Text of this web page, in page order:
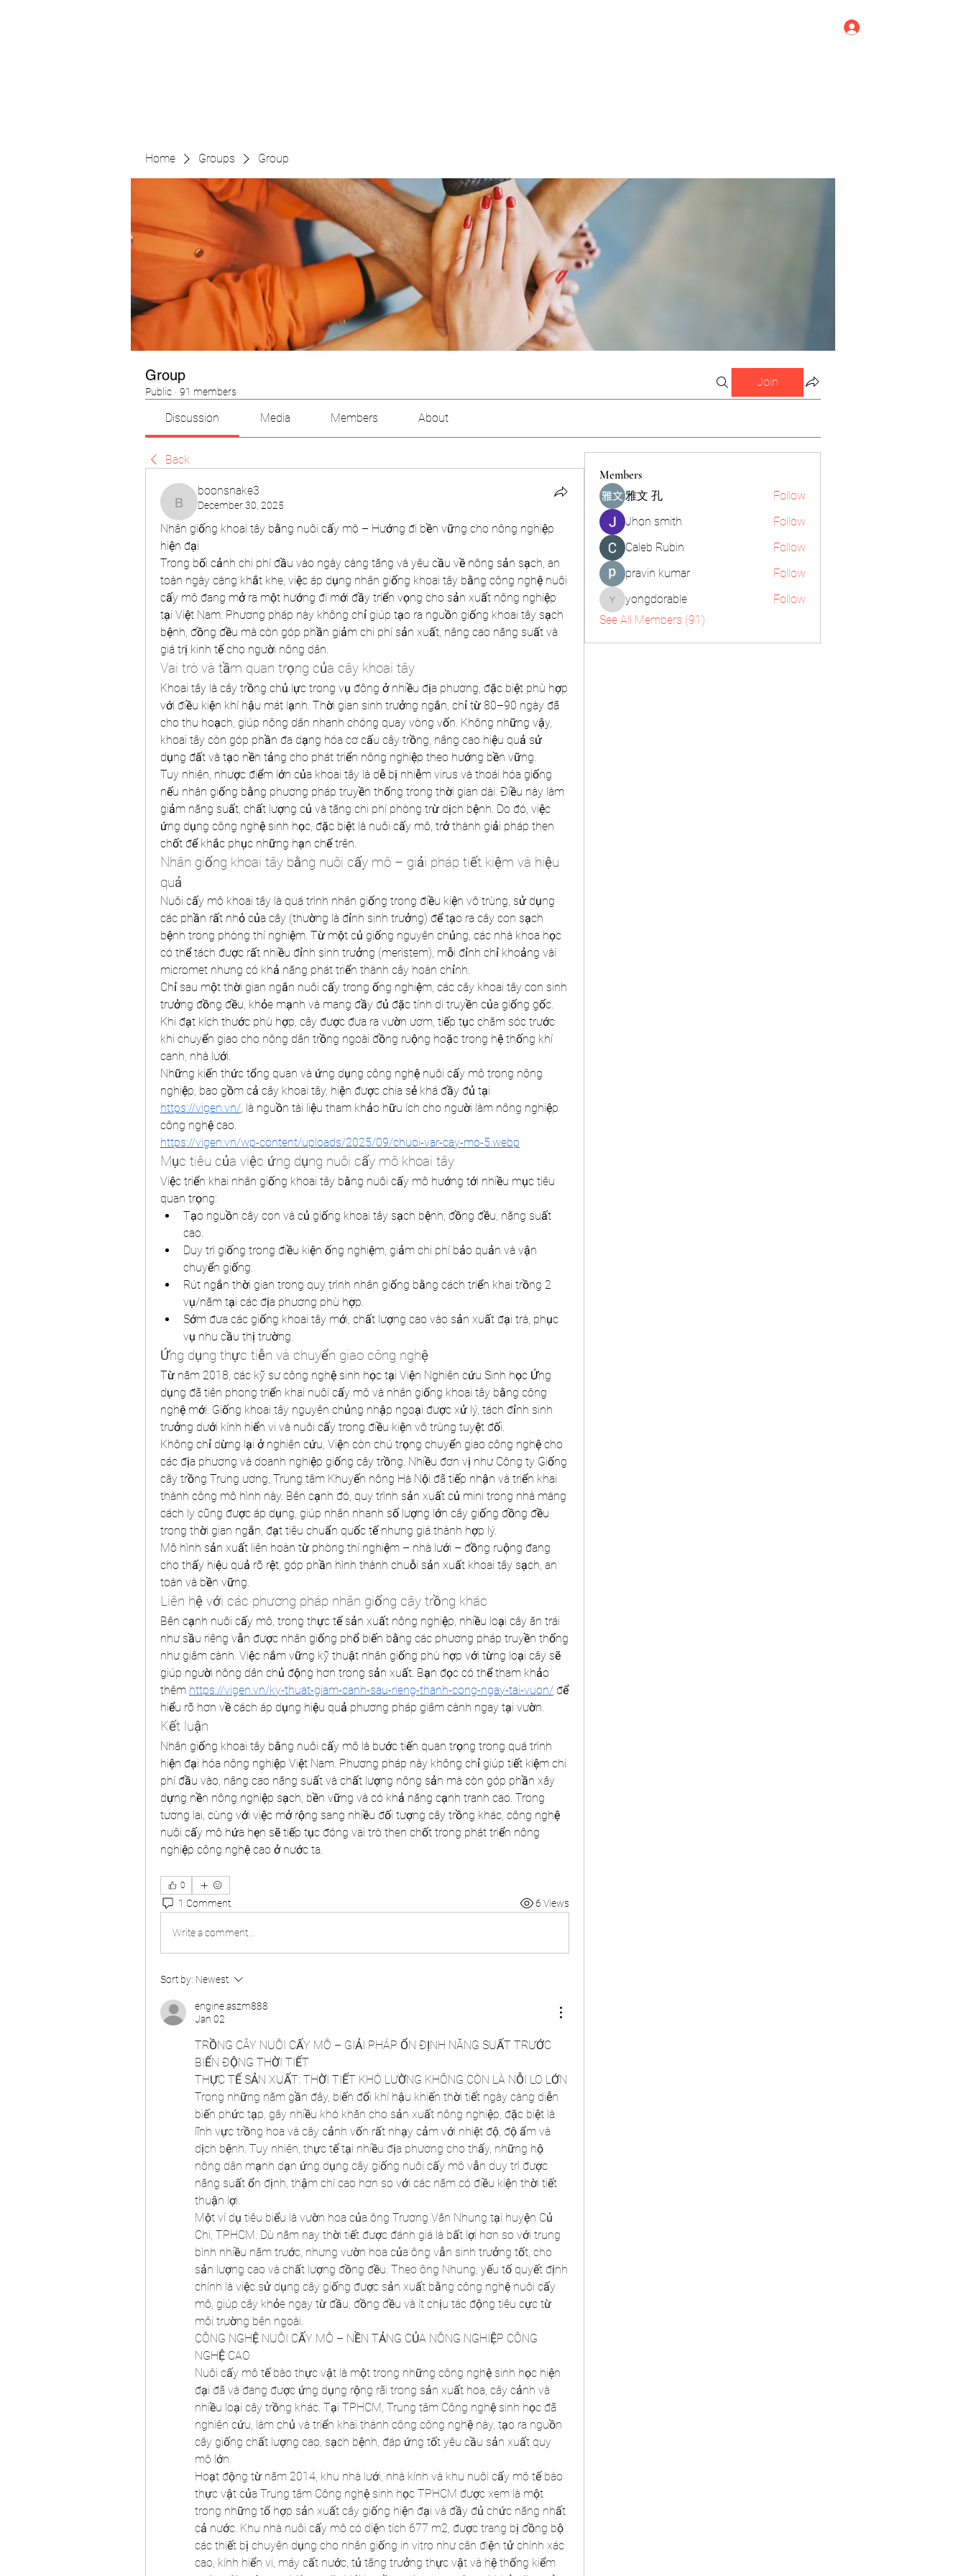
Home Groups Group
Group
Public · 91 members
Join
Discussion Media Members About
Back
boonsnake3
boonsnake3
December 30, 2025
Nhân giống khoai tây bằng nuôi cấy mô – Hướng đi bền vững cho nông nghiệp
hiện đại
Trong bối cảnh chi phí đầu vào ngày càng tăng và yêu cầu về nông sản sạch, an
toàn ngày càng khắt khe, việc áp dụng nhân giống khoai tây bằng công nghệ nuôi
cấy mô đang mở ra một hướng đi mới đầy triển vọng cho sản xuất nông nghiệp
tại Việt Nam. Phương pháp này không chỉ giúp tạo ra nguồn giống khoai tây sạch
bệnh, đồng đều mà còn góp phần giảm chi phí sản xuất, nâng cao năng suất và
giá trị kinh tế cho người nông dân.
Vai trò và tầm quan trọng của cây khoai tây
Khoai tây là cây trồng chủ lực trong vụ đông ở nhiều địa phương, đặc biệt phù hợp
với điều kiện khí hậu mát lạnh. Thời gian sinh trưởng ngắn, chỉ từ 80–90 ngày đã
cho thu hoạch, giúp nông dân nhanh chóng quay vòng vốn. Không những vậy,
khoai tây còn góp phần đa dạng hóa cơ cấu cây trồng, nâng cao hiệu quả sử
dụng đất và tạo nền tảng cho phát triển nông nghiệp theo hướng bền vững.
Tuy nhiên, nhược điểm lớn của khoai tây là dễ bị nhiễm virus và thoái hóa giống
nếu nhân giống bằng phương pháp truyền thống trong thời gian dài. Điều này làm
giảm năng suất, chất lượng củ và tăng chi phí phòng trừ dịch bệnh. Do đó, việc
ứng dụng công nghệ sinh học, đặc biệt là nuôi cấy mô, trở thành giải pháp then
chốt để khắc phục những hạn chế trên.
Nhân giống khoai tây bằng nuôi cấy mô – giải pháp tiết kiệm và hiệu
quả
Nuôi cấy mô khoai tây là quá trình nhân giống trong điều kiện vô trùng, sử dụng
các phần rất nhỏ của cây (thường là đỉnh sinh trưởng) để tạo ra cây con sạch
bệnh trong phòng thí nghiệm. Từ một củ giống nguyên chủng, các nhà khoa học
có thể tách được rất nhiều đỉnh sinh trưởng (meristem), mỗi đỉnh chỉ khoảng vài
micromet nhưng có khả năng phát triển thành cây hoàn chỉnh.
Chỉ sau một thời gian ngắn nuôi cấy trong ống nghiệm, các cây khoai tây con sinh
trưởng đồng đều, khỏe mạnh và mang đầy đủ đặc tính di truyền của giống gốc.
Khi đạt kích thước phù hợp, cây được đưa ra vườn ươm, tiếp tục chăm sóc trước
khi chuyển giao cho nông dân trồng ngoài đồng ruộng hoặc trong hệ thống khí
canh, nhà lưới.
Những kiến thức tổng quan và ứng dụng công nghệ nuôi cấy mô trong nông
https://vigen.vn/, là nguồn tài liệu tham khảo hữu ích cho người làm nông nghiệp
công nghệ cao.
https://vigen.vn/wp-content/uploads/2025/09/chuoi-var-cay-mo-5.webp
Mục tiêu của việc ứng dụng nuôi cấy mô khoai tây
Việc triển khai nhân giống khoai tây bằng nuôi cấy mô hướng tới nhiều mục tiêu
quan trọng:
Tạo nguồn cây con và củ giống khoai tây sạch bệnh, đồng đều, năng suất
cao.
Duy trì giống trong điều kiện ống nghiệm, giảm chi phí bảo quản và vận
chuyển giống.
Rút ngắn thời gian trong quy trình nhân giống bằng cách triển khai trồng 2
vụ/năm tại các địa phương phù hợp.
Sớm đưa các giống khoai tây mới, chất lượng cao vào sản xuất đại trà, phục
vụ nhu cầu thị trường.
Ứng dụng thực tiễn và chuyển giao công nghệ
Từ năm 2018, các kỹ sư công nghệ sinh học tại Viện Nghiên cứu Sinh học Ứng
dụng đã tiên phong triển khai nuôi cấy mô và nhân giống khoai tây bằng công
nghệ mới. Giống khoai tây nguyên chủng nhập ngoại được xử lý, tách đỉnh sinh
trưởng dưới kính hiển vi và nuôi cấy trong điều kiện vô trùng tuyệt đối.
Không chỉ dừng lại ở nghiên cứu, Viện còn chú trọng chuyển giao công nghệ cho
các địa phương và doanh nghiệp giống cây trồng. Nhiều đơn vị như Công ty Giống
cây trồng Trung ương, Trung tâm Khuyến nông Hà Nội đã tiếp nhận và triển khai
thành công mô hình này. Bên cạnh đó, quy trình sản xuất củ mini trong nhà màng
cách ly cũng được áp dụng, giúp nhân nhanh số lượng lớn cây giống đồng đều
trong thời gian ngắn, đạt tiêu chuẩn quốc tế nhưng giá thành hợp lý.
Mô hình sản xuất liên hoàn từ phòng thí nghiệm – nhà lưới – đồng ruộng đang
cho thấy hiệu quả rõ rệt, góp phần hình thành chuỗi sản xuất khoai tây sạch, an
toàn và bền vững.
Liên hệ với các phương pháp nhân giống cây trồng khác
Bên cạnh nuôi cấy mô, trong thực tế sản xuất nông nghiệp, nhiều loại cây ăn trái
như sầu riêng vẫn được nhân giống phổ biến bằng các phương pháp truyền thống
như giâm cành. Việc nắm vững kỹ thuật nhân giống phù hợp với từng loại cây sẽ
giúp người nông dân chủ động hơn trong sản xuất. Bạn đọc có thể tham khảo
thêm https://vigen.vn/ky-thuat-giam-canh-sau-rieng-thanh-cong-ngay-tai-vuon/ để
hiểu rõ hơn về cách áp dụng hiệu quả phương pháp giâm cành ngay tại vườn.
Kết luận
Nhân giống khoai tây bằng nuôi cấy mô là bước tiến quan trọng trong quá trình
hiện đại hóa nông nghiệp Việt Nam. Phương pháp này không chỉ giúp tiết kiệm chi
phí đầu vào, nâng cao năng suất và chất lượng nông sản mà còn góp phần xây
dựng nền nông nghiệp sạch, bền vững và có khả năng cạnh tranh cao. Trong
tương lai, cùng với việc mở rộng sang nhiều đối tượng cây trồng khác, công nghệ
nuôi cấy mô hứa hẹn sẽ tiếp tục đóng vai trò then chốt trong phát triển nông
nghiệp công nghệ cao ở nước ta.
0
1 Comment 6 Views
Write a comment...
Sort by: Newest
engine.aszm888
Jan 02
TRỒNG CÂY NUÔI CẤY MÔ – GIẢI PHÁP ỔN ĐỊNH NĂNG SUẤT TRƯỚC
BIẾN ĐỘNG THỜI TIẾT
THỰC TẾ SẢN XUẤT: THỜI TIẾT KHÓ LƯỜNG KHÔNG CÒN LÀ NỖI LO LỚN
Trong những năm gần đây, biến đổi khí hậu khiến thời tiết ngày càng diễn
biến phức tạp, gây nhiều khó khăn cho sản xuất nông nghiệp, đặc biệt là
lĩnh vực trồng hoa và cây cảnh vốn rất nhạy cảm với nhiệt độ, độ ẩm và
dịch bệnh. Tuy nhiên, thực tế tại nhiều địa phương cho thấy, những hộ
nông dân mạnh dạn ứng dụng cây giống nuôi cấy mô vẫn duy trì được
năng suất ổn định, thậm chí cao hơn so với các năm có điều kiện thời tiết
thuận lợi.
Một ví dụ tiêu biểu là vườn hoa của ông Trương Văn Nhung tại huyện Củ
Chi, TPHCM. Dù năm nay thời tiết được đánh giá là bất lợi hơn so với trung
bình nhiều năm trước, nhưng vườn hoa của ông vẫn sinh trưởng tốt, cho
sản lượng cao và chất lượng đồng đều. Theo ông Nhung, yếu tố quyết định
chính là việc sử dụng cây giống được sản xuất bằng công nghệ nuôi cấy
mô, giúp cây khỏe ngay từ đầu, đồng đều và ít chịu tác động tiêu cực từ
môi trường bên ngoài.
CÔNG NGHỆ NUÔI CẤY MÔ – NỀN TẢNG CỦA NÔNG NGHIỆP CÔNG
NGHỆ CAO
Nuôi cấy mô tế bào thực vật là một trong những công nghệ sinh học hiện
đại đã và đang được ứng dụng rộng rãi trong sản xuất hoa, cây cảnh và
nhiều loại cây trồng khác. Tại TPHCM, Trung tâm Công nghệ sinh học đã
nghiên cứu, làm chủ và triển khai thành công công nghệ này, tạo ra nguồn
cây giống chất lượng cao, sạch bệnh, đáp ứng tốt yêu cầu sản xuất quy
mô lớn.
Hoạt động từ năm 2014, khu nhà lưới, nhà kính và khu nuôi cấy mô tế bào
thực vật của Trung tâm Công nghệ sinh học TPHCM được xem là một
trong những tổ hợp sản xuất cây giống hiện đại và đầy đủ chức năng nhất
cả nước. Khu nhà nuôi cấy mô có diện tích 677 m2, được trang bị đồng bộ
các thiết bị chuyên dụng cho nhân giống in vitro như cân điện tử chính xác
cao, kính hiển vi, máy cất nước, tủ tăng trưởng thực vật và hệ thống kiểm
Members
雅文 孔
Follow
Jhon smith
Follow
Caleb Rubin
Follow
pravin kumar
Follow
yongdorable
yongdorable
Follow
See All Members (91)